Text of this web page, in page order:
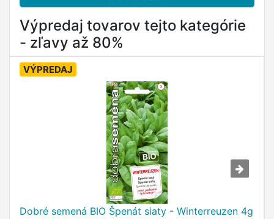
Výpredaj tovarov tejto kategórie
- zľavy až 80%
VÝPREDAJ
Dobré semená BIO Špenát siaty - Winterreuzen 4g